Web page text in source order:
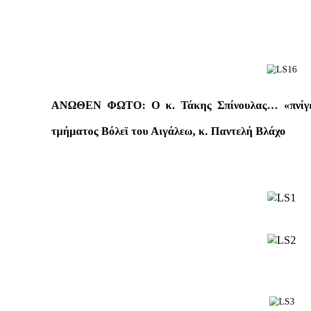
ΑΝΩΘΕΝ ΦΩΤΟ: Ο κ. Τάκης Σπίνουλας…
τμήματος Βόλεϊ του Αιγάλεω, κ. Παντελή Βλάχο